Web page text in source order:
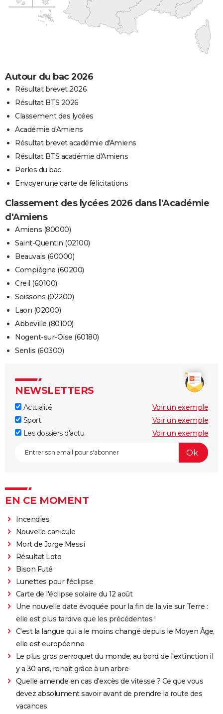
Autour du bac 2026
Résultat brevet 2026
Résultat BTS 2026
Classement des lycées
Académie d'Amiens
Résultat brevet académie d'Amiens
Résultat BTS académie d'Amiens
Perles du bac
Envoyer une carte de félicitations
Classement des lycées 2026 dans l'Académie
d'Amiens
Amiens (80000)
Saint-Quentin (02100)
Beauvais (60000)
Compiègne (60200)
Creil (60100)
Soissons (02200)
Laon (02000)
Abbeville (80100)
Nogent-sur-Oise (60180)
Senlis (60300)
NEWSLETTERS
Actualité
Voir un exemple
Sport
Voir un exemple
Les dossiers d'actu
Voir un exemple
EN CE MOMENT
Incendies
Nouvelle canicule
Mort de Jorge Messi
Résultat Loto
Bison Futé
Lunettes pour l'éclipse
Carte de l'éclipse solaire du 12 août
Une nouvelle date évoquée pour la fin de la vie sur Terre :
elle est plus tardive que les précédentes !
C'est la langue qui a le moins changé depuis le Moyen Âge,
elle est européenne
Le plus gros perroquet du monde, au bord de l'extinction il
y a 30 ans, renaît grâce à un arbre
Quelle amende en cas d'excès de vitesse ? Ce que vous
devez absolument savoir avant de prendre la route des
vacances